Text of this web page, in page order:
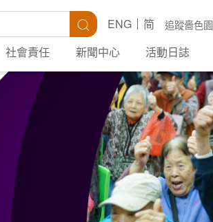
搜尋 追蹤嗇色園
ENG
简
社會責任 新聞中心 活動日誌